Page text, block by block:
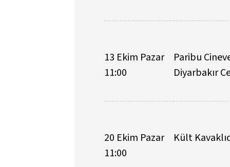
13 Ekim Pazar
11:00
Paribu
Diyarbakır
20 Ekim Pazar
11:00
Kült